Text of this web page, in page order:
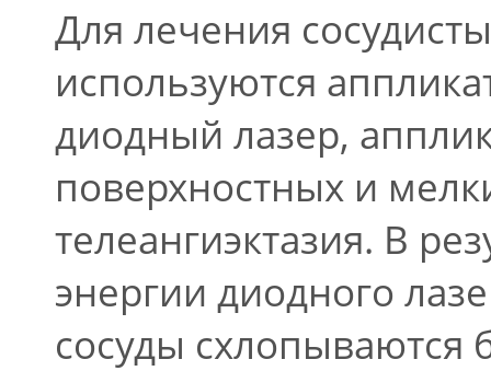
Для лечения
используются
диодный лазер,
поверхностных и
телеангиэктазия. В
энергии диодного
сосуды схлопываются